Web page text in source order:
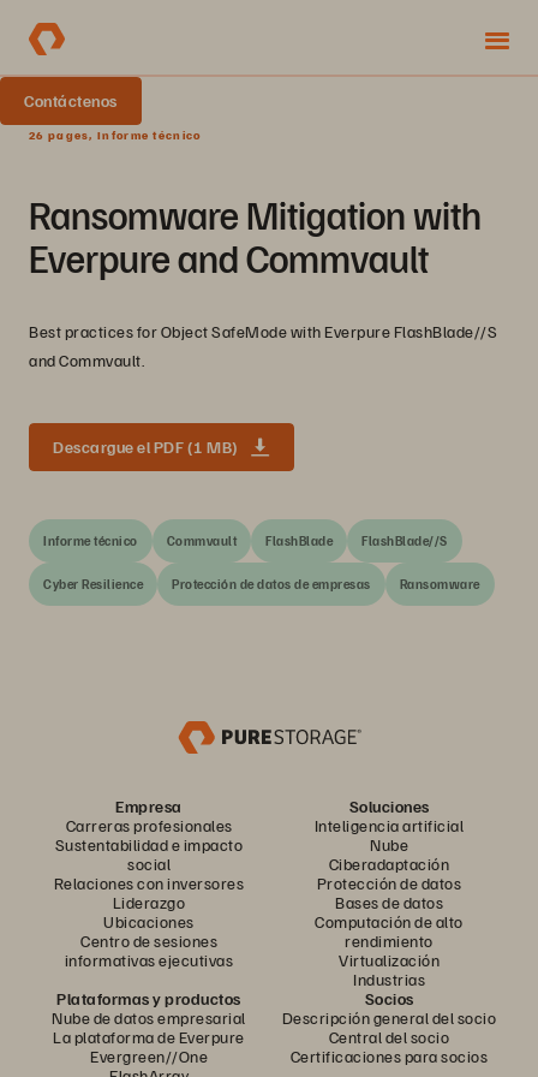
Contáctenos
26 pages, Informe técnico
Ransomware Mitigation with
Everpure and Commvault
Best practices for Object SafeMode with Everpure FlashBlade//S
and Commvault.
Descargue el PDF (1 MB)
Informe técnico Commvault FlashBlade FlashBlade//S
Cyber Resilience Protección de datos de empresas Ransomware
Empresa
Carreras profesionales
Sustentabilidad e impacto
social
Relaciones con inversores
Liderazgo
Ubicaciones
Centro de sesiones
informativas ejecutivas
Soluciones
Inteligencia artificial
Nube
Ciberadaptación
Protección de datos
Bases de datos
Computación de alto
rendimiento
Virtualización
Industrias
Plataformas y productos
Nube de datos empresarial
La plataforma de Everpure
Evergreen//One
Socios
Descripción general del socio
Central del socio
Certificaciones para socios